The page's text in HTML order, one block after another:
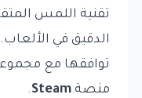
تقنية اللمس
الدقيق في الألعاب.
توافقها مع
منصة Steam
.